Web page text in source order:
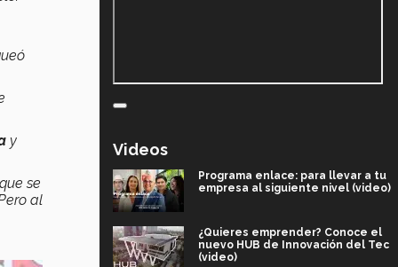
y
se
al
Videos
Programa enlace: para llevar a tu
empresa al siguiente nivel (video)
¿Quieres emprender? Conoce el
nuevo HUB de Innovación del Tec
(video)